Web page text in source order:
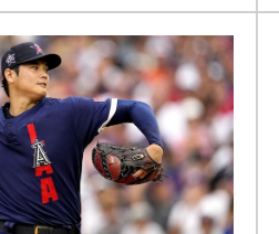
會憑著多支安打串聯，打
以8：6逆轉勝道奇。